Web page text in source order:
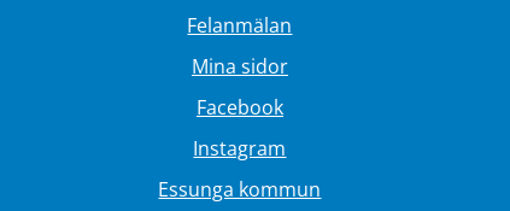
Felanmälan
Mina sidorLänk till annan webbplats.
FacebookLänk till annan webbplats.
Instagram
Essunga kommun